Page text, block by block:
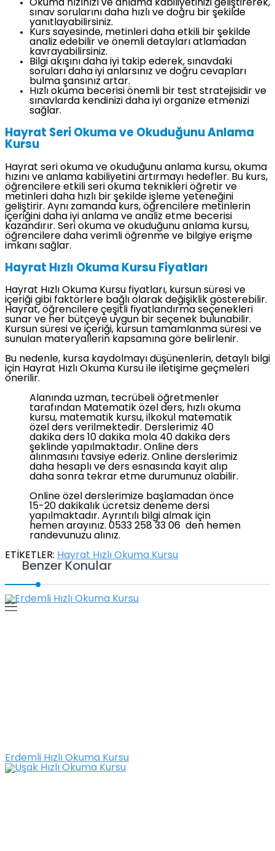
Okuma hızınızı ve anlama kabiliyetinizi geliştirerek,
sınav sorularını daha hızlı ve doğru bir şekilde
yanıtlayabilirsiniz.
Kurs sayesinde, metinleri daha etkili bir şekilde
analiz edebilir ve önemli detayları atlamadan
kavrayabilirsiniz.
Bilgi akışını daha iyi takip ederek, sınavdaki
soruları daha iyi anlarsınız ve doğru cevapları
bulma şansınız artar.
Hızlı okuma becerisi önemli bir test stratejisidir ve
sınavlarda kendinizi daha iyi organize etmenizi
sağlar.
Hayrat Seri Okuma ve Okuduğunu Anlama
Kursu
Hayrat seri okuma ve okuduğunu anlama kursu, okuma
hızını ve anlama kabiliyetini artırmayı hedefler. Bu kurs,
öğrencilere etkili seri okuma teknikleri öğretir ve
metinleri daha hızlı bir şekilde işleme yeteneğini
geliştirir. Aynı zamanda kurs, öğrencilere metinlerin
içeriğini daha iyi anlama ve analiz etme becerisi
kazandırır. Seri okuma ve okuduğunu anlama kursu,
öğrencilere daha verimli öğrenme ve bilgiye erişme
imkanı sağlar.
Hayrat Hızlı Okuma Kursu Fiyatları
Hayrat Hızlı Okuma Kursu fiyatları, kursun süresi ve
içeriği gibi faktörlere bağlı olarak değişiklik gösterebilir.
Hayrat, öğrencilere çeşitli fiyatlandırma seçenekleri
sunar ve her bütçeye uygun bir seçenek bulunabilir.
Kursun süresi ve içeriği, kursun tamamlanma süresi ve
sunulan materyallerin kapsamına göre belirlenir.
Bu nedenle, kursa kaydolmayı düşünenlerin, detaylı bilgi
için Hayrat Hızlı Okuma Kursu ile iletişime geçmeleri
önerilir.
Alanında uzman, tecrübeli öğretmenler
tarafından Matematik özel ders, hızlı okuma
kursu, matematik kursu, ilkokul matematik
özel ders verilmektedir. Derslerimiz 40
dakika ders 10 dakika mola 40 dakika ders
şeklinde yapılmaktadır. Online ders
alınmasını tavsiye ederiz. Online derslerimiz
daha hesaplı ve ders esnasında kayıt alıp
daha sonra tekrar etme durumunuz olabilir.
Online özel derslerimize başlamadan önce
15-20 dakikalık ücretsiz deneme dersi
yapılmaktadır. Ayrıntılı bilgi almak için
hemen arayınız. 0533 258 33 06 den hemen
randevunuzu alınız.
ETİKETLER: Hayrat Hızlı Okuma Kursu
Benzer Konular
Erdemli Hızlı Okuma Kursu